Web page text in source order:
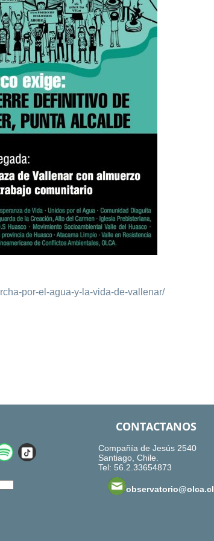
por-el-agua-y-la-vida-de-vallenar/
CONTACTANOS
Compañía de Jesús 2540
Santiago, Chile.
Tel: 56.2.33654873
observatorio@olca.cl